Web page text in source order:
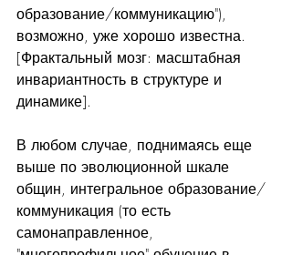
образование/коммуникацию"),
возможно, уже хорошо известна.
[Фрактальный мозг: масштабная
инвариантность в структуре и
динамике].
В любом случае, поднимаясь еще
выше по эволюционной шкале
общин, интегральное образование/
коммуникация (то есть
самонаправленное,